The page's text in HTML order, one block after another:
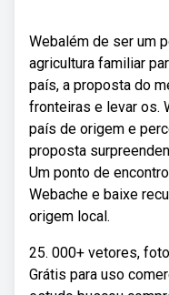
Webalém de ser um
agricultura familiar
país, a proposta do
fronteiras e levar os.
país de origem e
proposta
Um ponto de
Webache e baixe
origem local.
25. 000+ vetores,
Grátis para uso